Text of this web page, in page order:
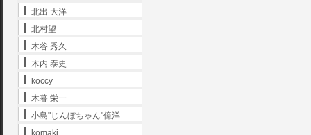
北出 大洋
北村望
木谷 秀久
木内 泰史
koccy
木暮 栄一
小島"じんぼちゃん"億洋
komaki